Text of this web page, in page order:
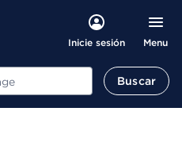
Inicie sesión Menu
Buscar